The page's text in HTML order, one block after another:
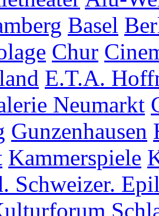
Basel
Chur
E.T.A.
Neumarkt
Gunzenhausen
Kammerspiele
Schweizer.